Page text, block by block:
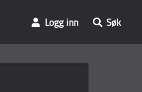
Logg inn Søk